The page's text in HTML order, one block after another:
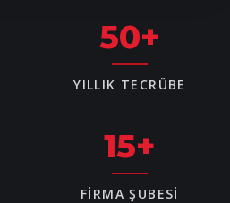
50+
YILLIK TECRÜBE
15+
FIRMA ŞUBESI